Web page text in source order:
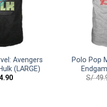
Avengers
(LARGE)
Polo Pop
S/